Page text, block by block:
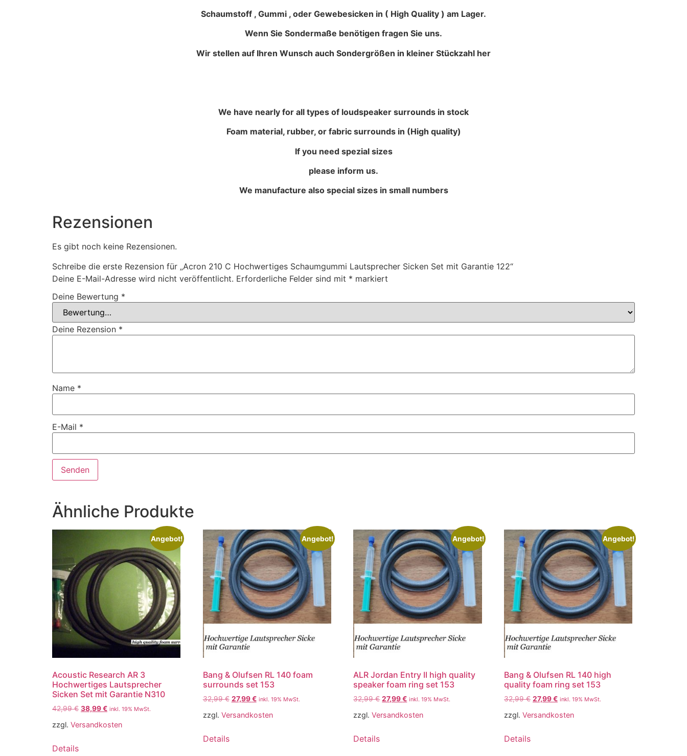
Schaumstoff , Gummi , oder Gewebesicken in ( High Quality ) am Lager.
Wenn Sie Sondermaße benötigen fragen Sie uns.
Wir stellen auf Ihren Wunsch auch Sondergrößen in kleiner Stückzahl her
We have nearly for all types of loudspeaker surrounds in stock
Foam material, rubber, or fabric surrounds in (High quality)
If you need spezial sizes
please inform us.
We manufacture also special sizes in small numbers
Rezensionen
Es gibt noch keine Rezensionen.
Schreibe die erste Rezension für „Acron 210 C Hochwertiges Schaumgummi Lautsprecher Sicken Set mit Garantie 122“
Deine E-Mail-Adresse wird nicht veröffentlicht. Erforderliche Felder sind mit * markiert
Deine Bewertung *
Deine Rezension *
Name *
E-Mail *
Ähnliche Produkte
Angebot!
Acoustic Research AR 3
Hochwertiges Lautsprecher
Sicken Set mit Garantie N310
42,99€ 38,99€ inkl. 19% MwSt.
zzgl. Versandkosten
Details
Angebot!
Bang & Olufsen RL 140 foam
surrounds set 153
32,99€ 27,99€ inkl. 19% MwSt.
zzgl. Versandkosten
Details
Angebot!
ALR Jordan Entry II high quality
speaker foam ring set 153
32,99€ 27,99€ inkl. 19% MwSt.
zzgl.Versandkosten
Details
Angebot!
Bang & Olufsen RL 140 high
quality foam ring set 153
32,99€ 27,99€ inkl. 19% MwSt.
zzgl.Versandkosten
Details